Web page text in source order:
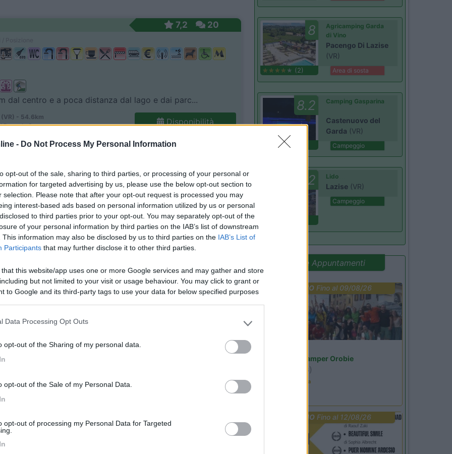
- Do Not Process My Personal Information
opt-out of the sale, sharing to third parties, or processing of your personal or
for targeted advertising by us, please use the below opt-out section to
selection. Please note that after your opt-out request is processed you may
interest-based ads based on personal information utilized by us or personal
to third parties prior to your opt-out. You may separately opt-out of the
of your personal information by third parties on the IAB’s list of downstream
This information may also be disclosed by us to third parties on the IAB’s List of
Participants that may further disclose it to other third parties.
that this website/app uses one or more Google services and may gather and store
but not limited to your visit or usage behaviour. You may click to grant or
to Google and its third-party tags to use your data for below specified purposes
Data Processing Opt Outs
opt-out of the Sharing of my personal data.
opt-out of the Sale of my Personal Data.
opt-out of processing my Personal Data for Targeted
7,2 20
dal centro e a poca distanza dal lago e dai parc...
- 54.6km
Roccolo 8
Disponibilità
8,9
turistico dotato di bungalow, maxicaravan, glam...
- 55.2km
Disponibilità
7,5 2
Posizione
2 km da centro raggiungibile con sentiero lungola...
- 55.6km
- 56km
8
(2)
Agricamping Garda
di Vino
Pacengo Di Lazise
(VR)
Area di sosta
8.2 Camping Gasparina
Castenuovo del
Garda (VR)
Campeggio
8.2 Lido
Lazise (VR)
Campeggio
Promo e Appuntamenti
PROMO Fino al 09/08/26
Area Sosta Camper Orobie
(BG)
Ardesio in scatola
PROMO Fino al 12/08/26